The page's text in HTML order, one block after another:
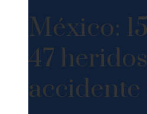
México:
47